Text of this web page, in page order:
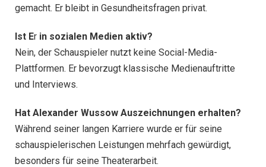
gemacht. Er bleibt in Gesundheitsfragen privat.
Ist Er in sozialen Medien aktiv?
Nein, der Schauspieler nutzt keine Social-Media-
Plattformen. Er bevorzugt klassische Medienauftritte
und Interviews.
Hat Alexander Wussow Auszeichnungen erhalten?
Während seiner langen Karriere wurde er für seine
schauspielerischen Leistungen mehrfach gewürdigt,
besonders für seine Theaterarbeit.